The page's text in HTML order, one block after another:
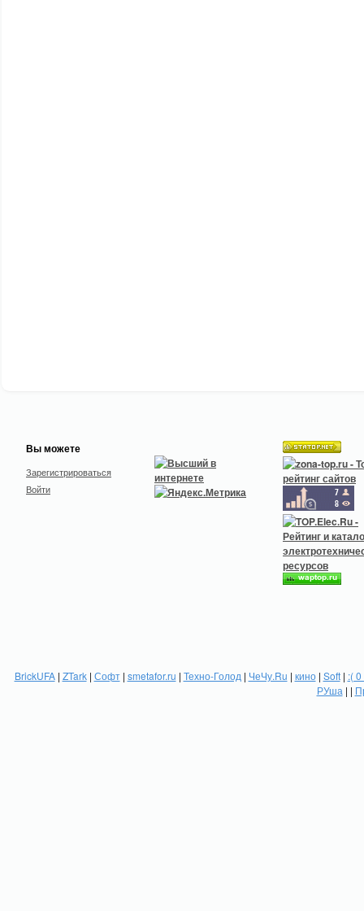
Вы можете
Зарегистрироваться
Войти
BrickUFA| ZTark| Софт| smetafor.ru | Техно-Голод | ЧеЧу.Ru | кино| Soft| :(
РУша | |